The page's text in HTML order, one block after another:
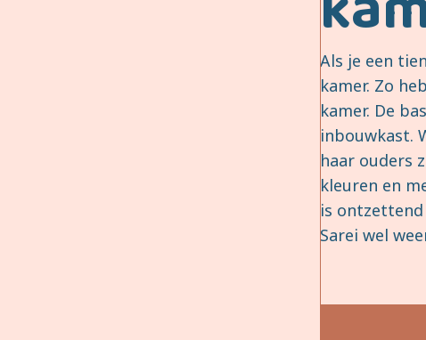
Als je een
kamer. Zo
kamer. De
inbouwkast.
haar ouders
kleuren en
is
Sarei wel